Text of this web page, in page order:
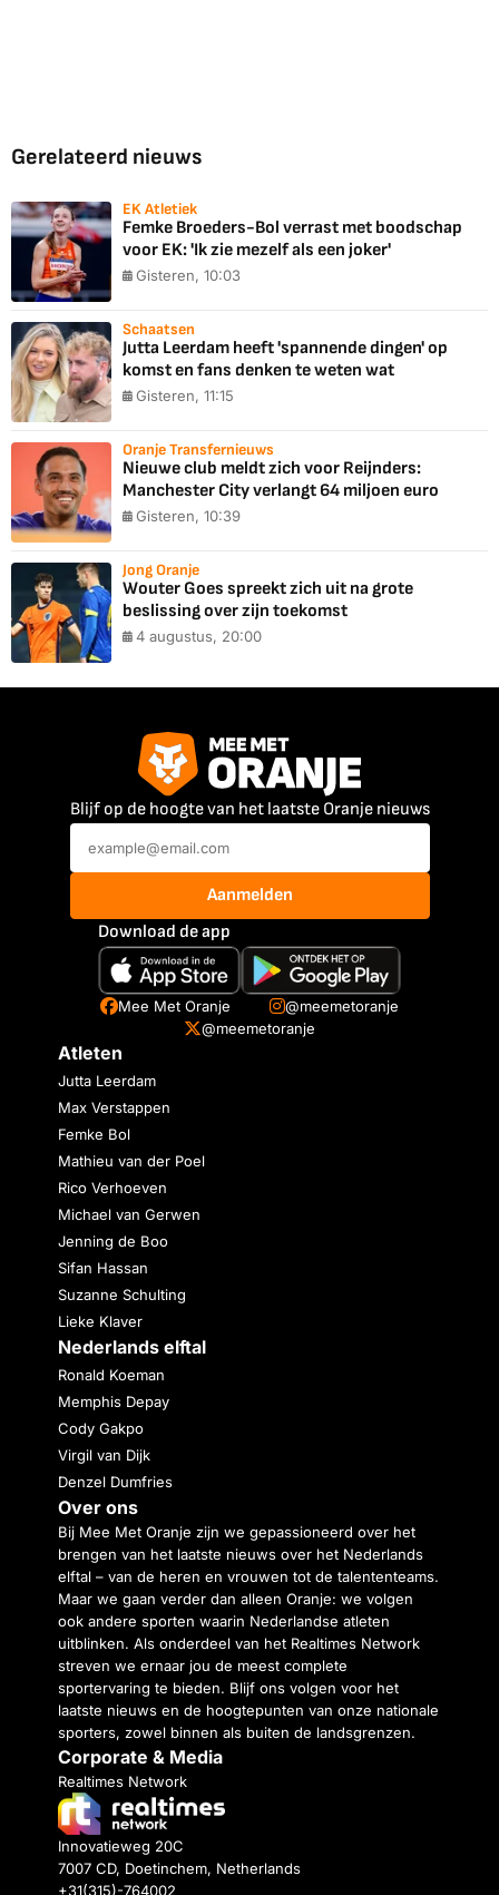
Gerelateerd nieuws
EK Atletiek
Femke Broeders-Bol verrast met boodschap
voor EK: 'Ik zie mezelf als een joker'
Gisteren, 10:03
Schaatsen
Jutta Leerdam heeft 'spannende dingen' op
komst en fans denken te weten wat
Gisteren, 11:15
Oranje Transfernieuws
Nieuwe club meldt zich voor Reijnders:
Manchester City verlangt 64 miljoen euro
Gisteren, 10:39
Jong Oranje
Wouter Goes spreekt zich uit na grote
beslissing over zijn toekomst
4 augustus, 20:00
Blijf op de hoogte van het laatste Oranje nieuws
Aanmelden
Download de app
Mee Met Oranje
@meemetoranje
@meemetoranje
Atleten
Jutta Leerdam
Max Verstappen
Femke Bol
Mathieu van der Poel
Rico Verhoeven
Michael van Gerwen
Jenning de Boo
Sifan Hassan
Suzanne Schulting
Lieke Klaver
Nederlands elftal
Ronald Koeman
Memphis Depay
Cody Gakpo
Virgil van Dijk
Denzel Dumfries
Over ons
Bij Mee Met Oranje zijn we gepassioneerd over het
brengen van het laatste nieuws over het Nederlands
elftal – van de heren en vrouwen tot de talententeams.
Maar we gaan verder dan alleen Oranje: we volgen
ook andere sporten waarin Nederlandse atleten
uitblinken. Als onderdeel van het Realtimes Network
streven we ernaar jou de meest complete
sportervaring te bieden. Blijf ons volgen voor het
laatste nieuws en de hoogtepunten van onze nationale
sporters, zowel binnen als buiten de landsgrenzen.
Corporate & Media
Realtimes Network
Innovatieweg 20C
7007 CD, Doetinchem, Netherlands
+31(315)-764002